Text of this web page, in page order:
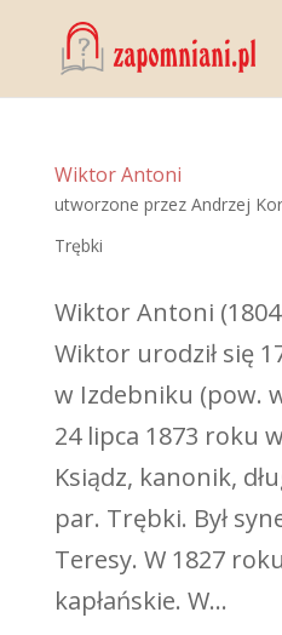
Wiktor Antoni
utworzone przez Andrzej
Trębki
Wiktor Antoni
Wiktor urodził się
w Izdebniku (pow.
24 lipca 1873 roku
Ksiądz, kanonik,
par. Trębki. Był
Teresy. W 1827
kapłańskie. W...